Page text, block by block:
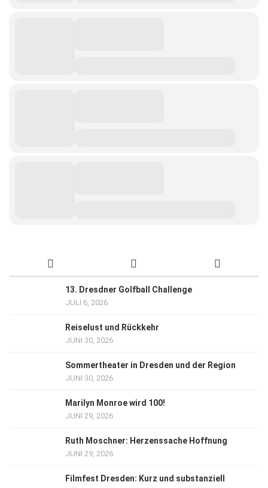
13. Dresdner Golfball Challenge
JULI 6, 2026
Reiselust und Rückkehr
JUNI 30, 2026
Sommertheater in Dresden und der Region
JUNI 30, 2026
Marilyn Monroe wird 100!
JUNI 29, 2026
Ruth Moschner: Herzenssache Hoffnung
JUNI 29, 2026
Filmfest Dresden: Kurz und substanziell